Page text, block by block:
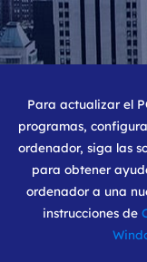
Para actualizar el
programas,
ordenador, siga las
para obtener
ordenador a una
instrucciones de